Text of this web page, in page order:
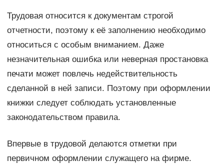
Трудовая относится к документам строгой
отчетности, поэтому к её заполнению необходимо
относиться с особым вниманием. Даже
незначительная ошибка или неверная простановка
печати может повлечь недействительность
сделанной в ней записи. Поэтому при оформлении
книжки следует соблюдать установленные
законодательством правила.
Впервые в трудовой делаются отметки при
первичном оформлении служащего на фирме.